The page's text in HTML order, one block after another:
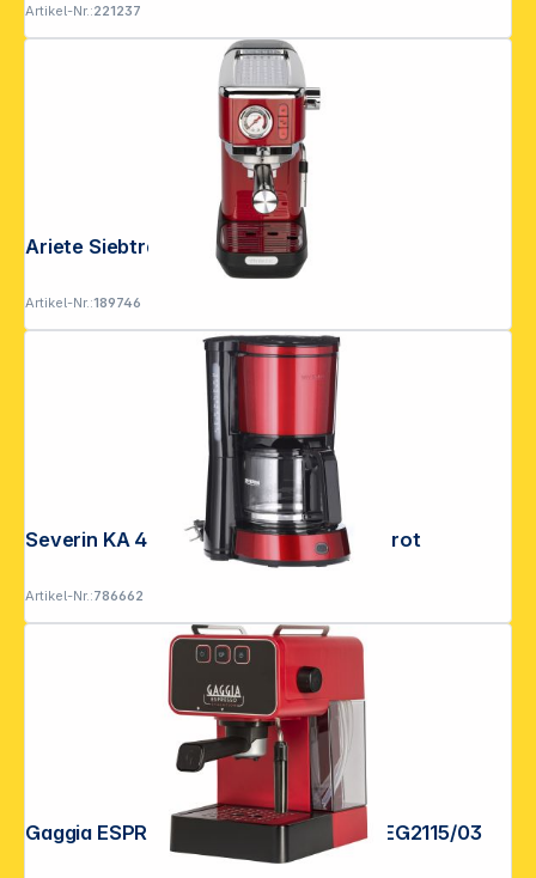
Artikel-Nr.:221237
Ariete Siebträgermaschine Rot
Artikel-Nr.:189746
Severin KA 4817 Filterkaffeemaschine rot
Artikel-Nr.:786662
Gaggia ESPRESSO EVOLUTION rosso EG2115/03